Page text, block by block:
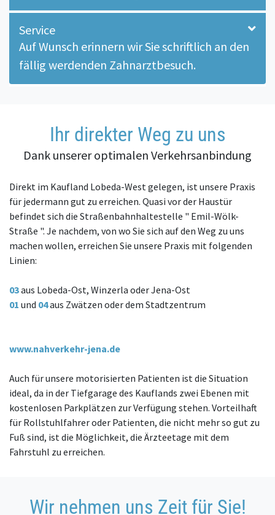
Service
Auf Wunsch erinnern wir Sie schriftlich an den
fällig werdenden Zahnarztbesuch.
Ihr direkter Weg zu uns
Dank unserer optimalen Verkehrsanbindung
Direkt im Kaufland Lobeda-West gelegen, ist unsere Praxis
für jedermann gut zu erreichen. Quasi vor der Haustür
befindet sich die Straßenbahnhaltestelle " Emil-Wölk-
Straße ". Je nachdem, von wo Sie sich auf den Weg zu uns
machen wollen, erreichen Sie unsere Praxis mit folgenden
Linien:
03aus Lobeda-Ost, Winzerla oder Jena-Ost
01 und 04aus Zwätzen oder dem Stadtzentrum
www.nahverkehr-jena.de
Auch für unsere motorisierten Patienten ist die Situation
ideal, da in der Tiefgarage des Kauflands zwei Ebenen mit
kostenlosen Parkplätzen zur Verfügung stehen. Vorteilhaft
für Rollstuhlfahrer oder Patienten, die nicht mehr so gut zu
Fuß sind, ist die Möglichkeit, die Ärzteetage mit dem
Fahrstuhl zu erreichen.
Wir nehmen uns Zeit für Sie!